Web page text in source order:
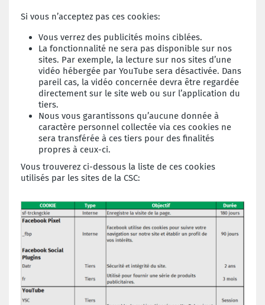
Si vous n’acceptez pas ces cookies:
Vous verrez des publicités moins ciblées.
La fonctionnalité ne sera pas disponible sur nos
sites. Par exemple, la lecture sur nos sites d’une
vidéo hébergée par YouTube sera désactivée. Dans
pareil cas, la vidéo concernée devra être regardée
directement sur le site web ou sur l’application du
tiers.
Nous vous garantissons qu’aucune donnée à
caractère personnel collectée via ces cookies ne
sera transférée à ces tiers pour des finalités
propres à ceux-ci.
Vous trouverez ci-dessous la liste de ces cookies
utilisés par les sites de la CSC: